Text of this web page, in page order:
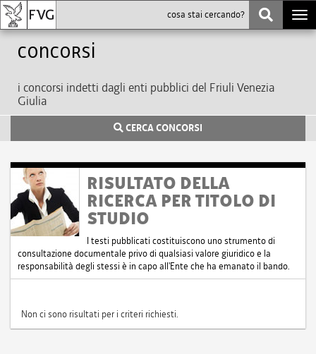
Concorsi
i concorsi indetti dagli enti pubblici del Friuli Venezia
Giulia
CERCA CONCORSI
RISULTATO DELLA
RICERCA PER TITOLO DI
STUDIO
I testi pubblicati costituiscono uno strumento di
consultazione documentale privo di qualsiasi valore giuridico e la
responsabilità degli stessi è in capo all'Ente che ha emanato il bando.
Non ci sono risultati per i criteri richiesti.